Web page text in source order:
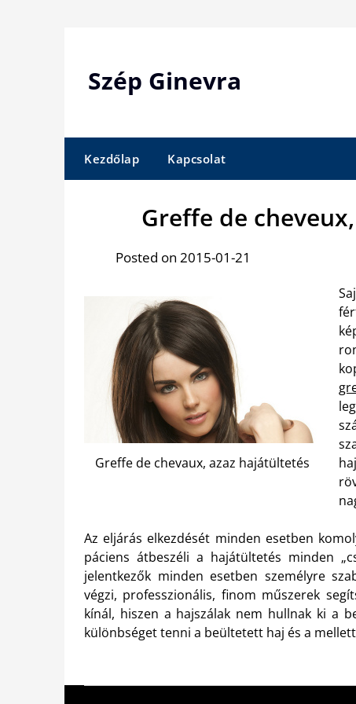
Szép Ginevra
Kezdőlap Kapcsolat
Greffe de
Posted on 2015-01-21
Greffe de chevaux, azaz hajátültetés
Az eljárás elkezdését minden esetben
páciens átbeszéli a hajátültetés minden
jelentkezők minden esetben személyre
végzi, professzionális, finom műszerek
kínál, hiszen a hajszálak nem hullnak ki a
különbséget tenni a beültetett haj és a